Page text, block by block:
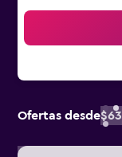
Ofertas desde$63